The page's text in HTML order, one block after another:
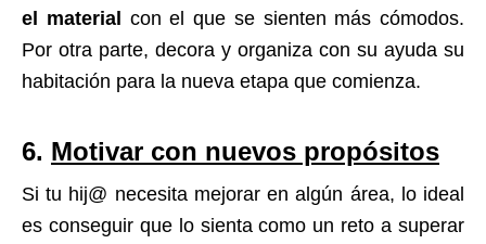
el material
con el que se sienten más cómodos.
Por otra parte, decora y organiza con su ayuda su
habitación para la nueva etapa que comienza.
6. Motivar con nuevos propósitos
Si tu hij@ necesita mejorar en algún área, lo ideal
es conseguir que lo sienta como un reto a superar